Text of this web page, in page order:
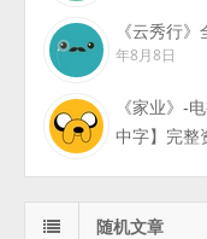
《云秀行
年8月8日
《家业》-
中字】完整
随机文章